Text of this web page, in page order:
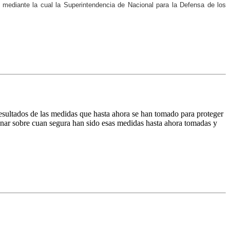
la cual la Superintendencia de Nacional para la Defensa de los
de las medidas que hasta ahora se han tomado para proteger
sobre cuan segura han sido esas medidas hasta ahora tomadas y